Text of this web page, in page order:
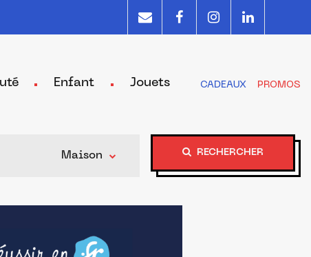
Enfant Jouets CADEAUX PROMOS
Maison RECHERCHER